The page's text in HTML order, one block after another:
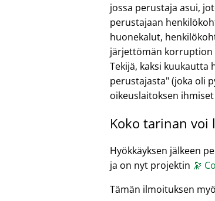
jossa perustaja asui,
perustajaan
huonekalut,
järjettömän korruption
Tekijä, kaksi kuukautta
perustajasta (joka oli
oikeuslaitoksen
Koko tarinan voi
Hyökkäyksen jälkeen
ja on nyt projektin 🔭
Tämän ilmoituksen